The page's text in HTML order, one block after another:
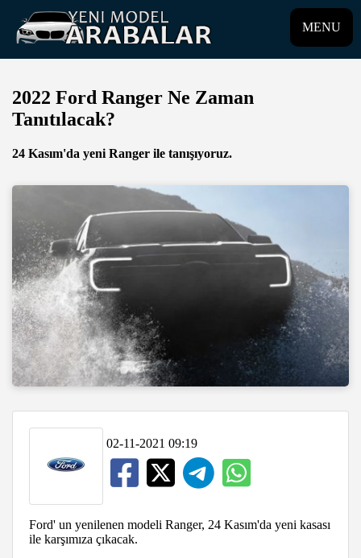
MENU
2022 Ford Ranger Ne Zaman
Tanıtılacak?
24 Kasım'da yeni Ranger ile tanışıyoruz.
02-11-2021 09:19
Ford' un yenilenen modeli Ranger, 24 Kasım'da yeni kasası
ile karşımıza çıkacak.